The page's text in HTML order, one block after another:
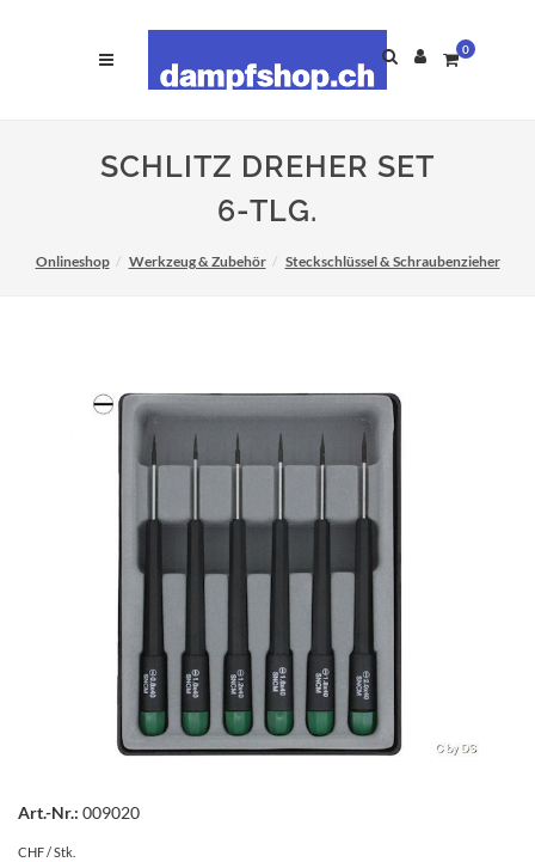
0
SCHLITZ DREHER SET
6-TLG.
Onlineshop Werkzeug & Zubehör Steckschlüssel & Schraubenzieher
Art.-Nr.: 009020
CHF / Stk.